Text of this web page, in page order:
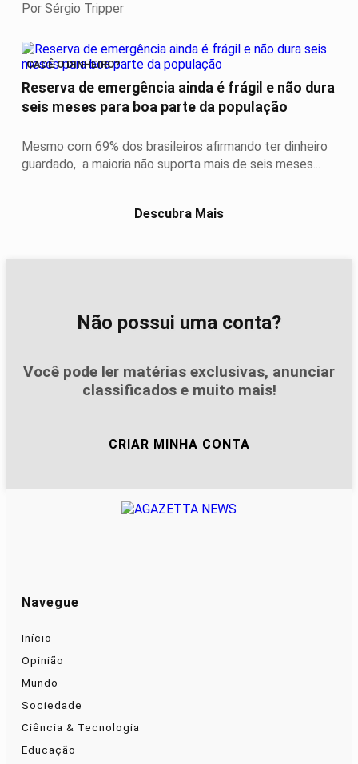
Por Sérgio Tripper
CADÊ O DINHEIRO?
Reserva de emergência ainda é frágil e não dura
seis meses para boa parte da população
Mesmo com 69% dos brasileiros afirmando ter dinheiro
guardado, a maioria não suporta mais de seis meses...
Descubra Mais
Não possui uma conta?
Você pode ler matérias exclusivas, anunciar
classificados e muito mais!
CRIAR MINHA CONTA
Navegue
Início
Opinião
Mundo
Sociedade
Ciência & Tecnologia
Educação